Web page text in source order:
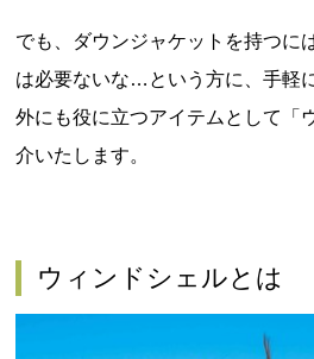
でも、ダウンジャケットを持つに
は必要ないな… という方に、手軽
外にも役に立つアイテムとして「
介いたします。
ウィンドシェルとは